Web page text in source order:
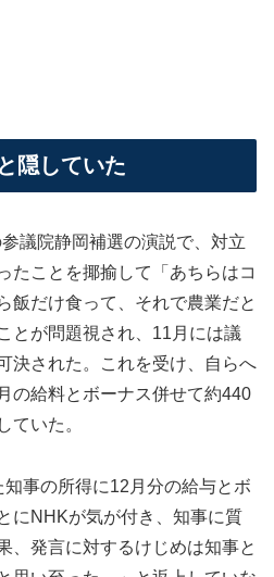
隠していた
議院静岡補選の演説で、対立
たことを揶揄して「あちらはコ
飯だけ食って、それで農業だと
とが問題視され、11月には議
決された。これを受け、自らへ
の給料とボーナス併せて約440
ていた。
事の所得に12月分の給与とボ
にNHKが気が付き、知事に質
、発言に対するけじめは知事と